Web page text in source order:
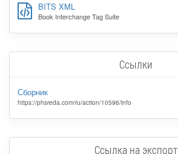
BITS XML
Book Interchange Tag Suite
Ссылки
Сборник
https://phsreda.com/ru/action/10596/info
Ссылка на экспорт